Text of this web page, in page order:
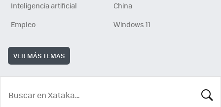
Inteligencia artificial
China
Empleo
Windows 11
VER MÁS TEMAS